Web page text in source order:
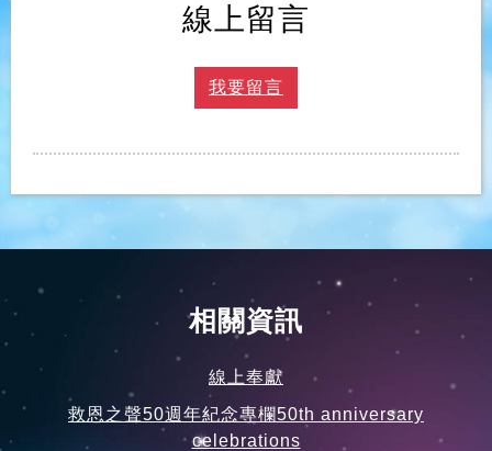
線上留言
我要留言
相關資訊
線上奉獻
救恩之聲50週年紀念專欄50th anniversary
celebrations